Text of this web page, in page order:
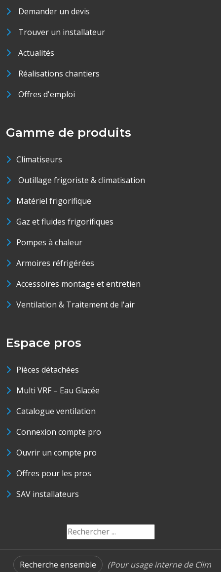
Demander un devis
Trouver un installateur
Actualités
Réalisations chantiers
Offres d'emploi
Gamme de produits
Climatiseurs
Outillage frigoriste & climatisation
Matériel frigorifique
Gaz et fluides frigorifiques
Pompes à chaleur
Armoires réfrigérées
Accessoires montage et entretien
Ventilation & Traitement de l'air
Espace pros
Pièces détachées
Multi VRF – Eau Glacée
Catalogue ventilation
Connexion compte pro
Ouvrir un compte pro
Offres pour les pros
SAV installateurs
Recherche ensemble (Pour usage interne de Clim